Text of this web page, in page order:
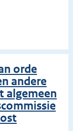
orde
andere
algemeen